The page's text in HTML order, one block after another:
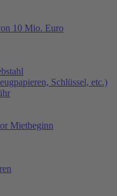
10 Mio. Euro
Schlüssel, etc.)
Mietbeginn